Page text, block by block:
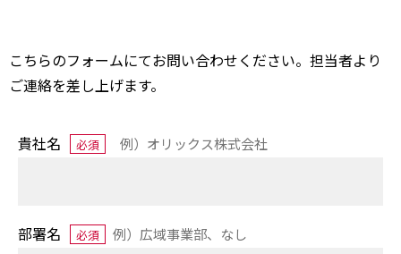
こちらのフォームにてお問い合わせください。担当者より
ご連絡を差し上げます。
貴社名 必須 例）オリックス株式会社
部署名 必須 例） 広域事業部、なし